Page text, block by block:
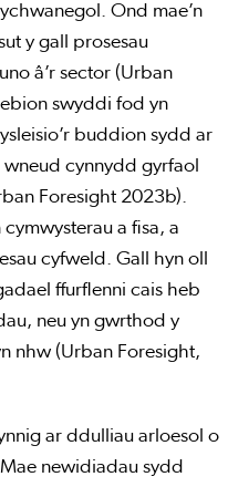
Ond mae’n
y gall prosesau
â’r sector (Urban
swyddi fod yn
buddion sydd ar
cynnydd gyrfaol
Foresight 2023b).
a fisa, a
cyfweld. Gall hyn oll
ffurflenni cais heb
neu yn gwrthod y
nhw (Urban Foresight,
ar ddulliau arloesol o
newidiadau sydd